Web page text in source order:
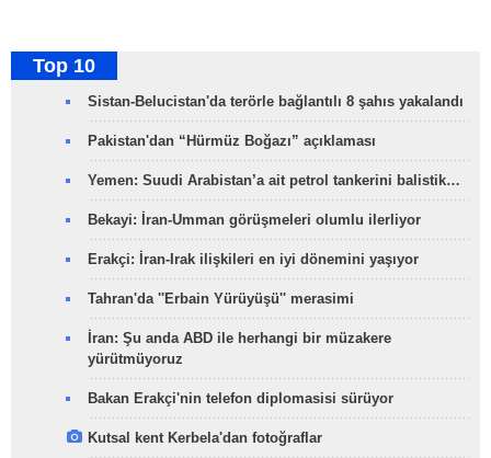
Top 10
Sistan-Belucistan'da terörle bağlantılı 8 şahıs yakalandı
Pakistan'dan “Hürmüz Boğazı” açıklaması
Yemen: Suudi Arabistan’a ait petrol tankerini balistik…
Bekayi: İran-Umman görüşmeleri olumlu ilerliyor
Erakçi: İran-Irak ilişkileri en iyi dönemini yaşıyor
Tahran'da ''Erbain Yürüyüşü'' merasimi
İran: Şu anda ABD ile herhangi bir müzakere
yürütmüyoruz
Bakan Erakçi'nin telefon diplomasisi sürüyor
Kutsal kent Kerbela'dan fotoğraflar